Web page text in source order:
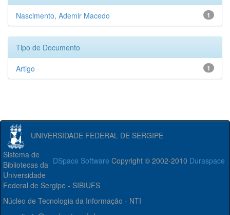
1
Nascimento, Ademir Macedo
Tipo de Documento
1
Artigo
UNIVERSIDADE FEDERAL DE SERGIPE
DSpace Software Copyright © 2002-2010 Duraspace
Sistema de
Bibliotecas da
Universidade
Federal de Sergipe - SIBIUFS
Núcleo de Tecnologia da Informação - NTI